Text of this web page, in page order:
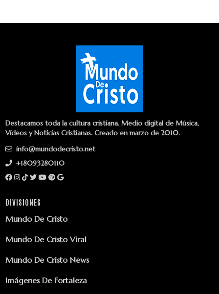
Destacamos toda la cultura cristiana. Medio digital de Música,
Vídeos y Noticias Cristianas. Creado en marzo de 2010.
info@mundodecristo.net
+18093280110
DIVISIONES
Mundo De Cristo
Mundo De Cristo Viral
Mundo De Cristo News
Imágenes De Fortaleza